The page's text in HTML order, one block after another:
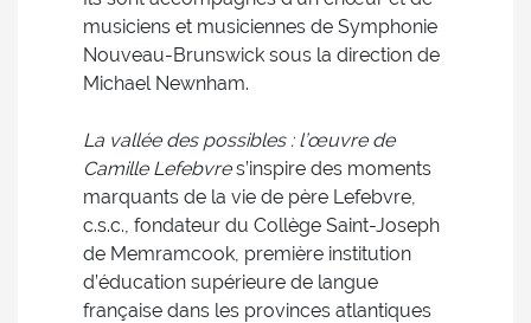
musiciens et musiciennes de Symphonie
Nouveau-Brunswick sous la direction de
Michael Newnham.
La vallée des possibles : l’œuvre de
Camille Lefebvres’inspire des moments
marquants de la vie de père Lefebvre,
c.s.c., fondateur du Collège Saint-Joseph
de Memramcook, première institution
d’éducation supérieure de langue
française dans les provinces atlantiques